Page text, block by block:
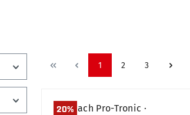
1 2 3
20%